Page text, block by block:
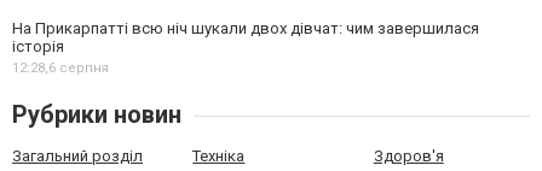
На Прикарпатті всю ніч шукали двох дівчат: чим завершилася
історія
12:28, 6 серпня
Рубрики новин
Загальний розділ Техніка Здоров'я